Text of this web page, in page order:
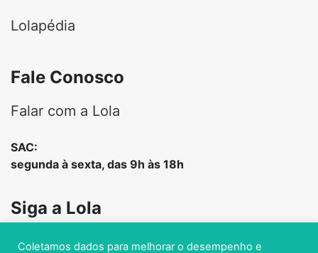
Lolapédia
Fale Conosco
Falar com a Lola
SAC:
segunda à sexta, das 9h às 18h
Siga a Lola
Coletamos dados para melhorar o desempenho e